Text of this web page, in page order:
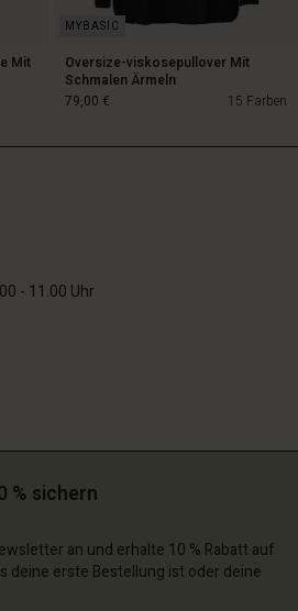
Mit
Oversize-viskosepullover Mit
Schmalen Ärmeln
15 Farben
79,00 €
- 11.00 Uhr
% sichern
an und erhalte 10 % Rabatt auf
deine erste Bestellung ist oder deine